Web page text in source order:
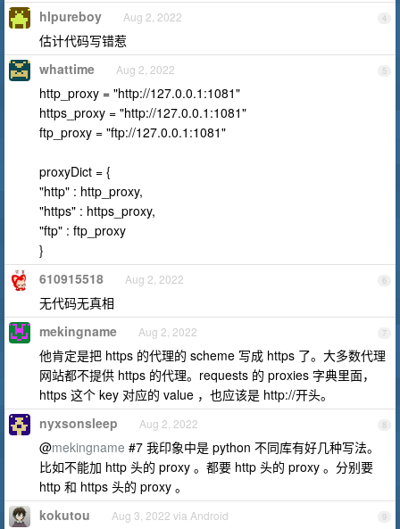
4
hlpureboy Aug 2, 2022
估计代码写错惹
5
whattime Aug 2, 2022
http_proxy = "http://127.0.0.1:1081"
https_proxy = "http://127.0.0.1:1081"
ftp_proxy = "ftp://127.0.0.1:1081"
proxyDict = {
"http" : http_proxy,
"https" : https_proxy,
"ftp" : ftp_proxy
}
6
610915518 Aug 2, 2022
无代码无真相
7
mekingname Aug 2, 2022
他肯定是把 https 的代理的 scheme 写成 https 了。大多数代理
网站都不提供 https 的代理。requests 的 proxies 字典里面，
https 这个 key 对应的 value ，也应该是 http://开头。
8
nyxsonsleep Aug 2, 2022
@mekingname #7 我印象中是 python 不同库有好几种写法。
比如不能加 http 头的 proxy 。都要 http 头的 proxy 。分别要
http 和 https 头的 proxy 。
9
kokutou Aug 3, 2022 via Android